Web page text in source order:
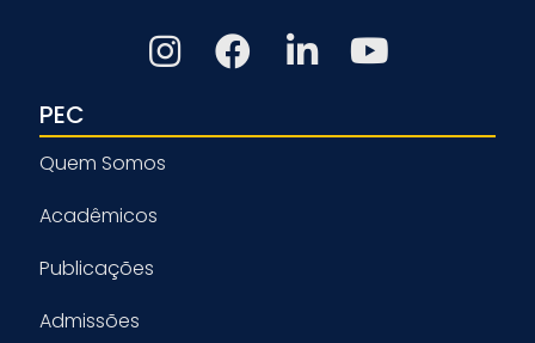
PEC
Quem Somos
Acadêmicos
Publicações
Admissões